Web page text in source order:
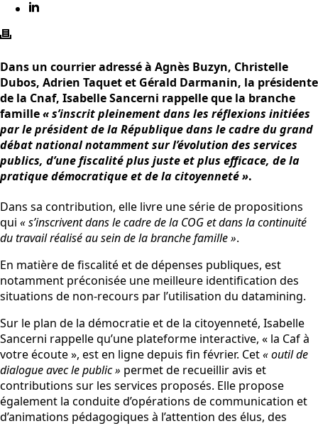
Dans un courrier adressé à Agnès Buzyn, Christelle
Dubos, Adrien Taquet et Gérald Darmanin, la présidente
de la Cnaf, Isabelle Sancerni rappelle que la branche
famille« s’inscrit pleinement dans les réflexions initiées
par le président de la République dans le cadre du grand
débat nationalnotamment sur l’évolution des services
publics, d’une fiscalité plus juste et plus efficace, de la
pratique démocratique et de la citoyenneté ».
Dans sa contribution, elle livre une série de propositions
qui « s’inscrivent dans le cadre de la COG et dans la continuité
du travail réalisé au sein de la branche famille ».
En matière de fiscalité et de dépenses publiques, est
notamment préconisée une meilleure identification des
situations de non-recours par l’utilisation du datamining.
Sur le plan de la démocratie et de la citoyenneté, Isabelle
Sancerni rappelle qu’une plateforme interactive, « la Caf à
votre écoute », est en ligne depuis fin février. Cet« outil de
dialogue avec le public » permet de recueillir avis et
contributions sur les services proposés. Elle propose
également la conduite d’opérations de communication et
d’animations pédagogiques à l’attention des élus, des